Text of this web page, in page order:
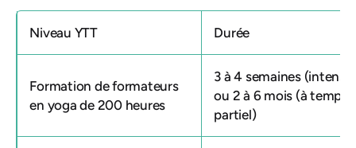
Niveau YTT Durée
Formation de formateurs
en yoga de 200 heures
3 à 4 semaines
ou 2 à 6 mois (à temps
partiel)